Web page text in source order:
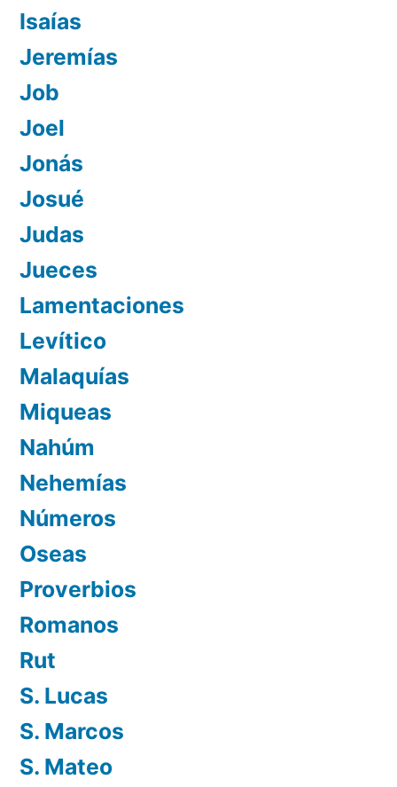
Isaías
Jeremías
Job
Joel
Jonás
Josué
Judas
Jueces
Lamentaciones
Levítico
Malaquías
Miqueas
Nahúm
Nehemías
Números
Oseas
Proverbios
Romanos
Rut
S. Lucas
S. Marcos
S. Mateo